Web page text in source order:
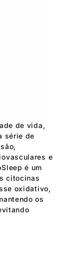
de vida,
série de
e
é um
citocinas
oxidativo,
os